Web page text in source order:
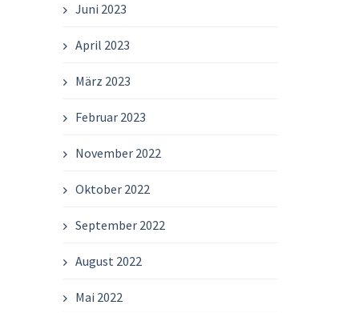
Juni 2023
April 2023
März 2023
Februar 2023
November 2022
Oktober 2022
September 2022
August 2022
Mai 2022